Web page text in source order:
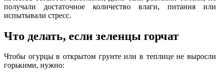
получали достаточное количество влаги, питания или
испытывали стресс.
Что делать, если зеленцы горчат
Чтобы огурцы в открытом грунте или в теплице не выросли
горькими, нужно: